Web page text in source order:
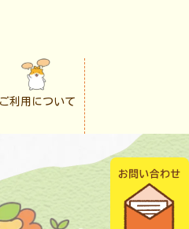
ご利用について